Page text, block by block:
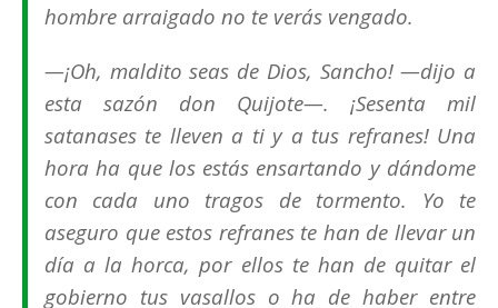
hombre arraigado no te verás vengado.
—¡Oh, maldito seas de Dios, Sancho! —dijo a
esta sazón don Quijote—. ¡Sesenta mil
satanases te lleven a ti y a tus refranes! Una
hora ha que los estás ensartando y dándome
con cada uno tragos de tormento. Yo te
aseguro que estos refranes te han de llevar un
día a la horca, por ellos te han de quitar el
gobierno tus vasallos o ha de haber entre